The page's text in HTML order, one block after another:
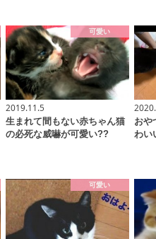
可愛い
2019.11.5
生まれて間もない赤ちゃん猫
の必死な威嚇が可愛い??
おや
わい
可愛い